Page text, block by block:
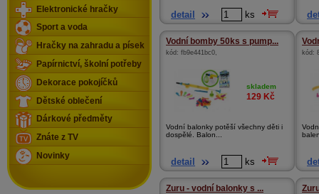
detail ks
Vodní bomby 50ks s pump...
kód: fb9e441bc0,
skladem
129 Kč
Vodní balonky potěší všechny děti i
dospělé. Balon...
detail ks
kód:
Zuru - vodní balonky s ...
Elektronické hračky
Sport a voda
Hračky na zahradu a písek
Papírnictví, školní potřeby
Dekorace pokojíčků
Dětské oblečení
Dárkové předměty
Znáte z TV
Novinky